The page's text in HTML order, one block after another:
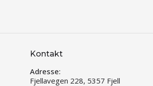
Kontakt
Adresse:
Fjellavegen 228, 5357 Fjell